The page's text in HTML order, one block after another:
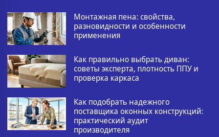
Монтажная пена: свойства,
разновидности и особенности
применения
Как правильно выбрать диван:
советы эксперта, плотность ППУ и
проверка каркаса
Как подобрать надежного
поставщика оконных конструкций:
практический аудит
производителя